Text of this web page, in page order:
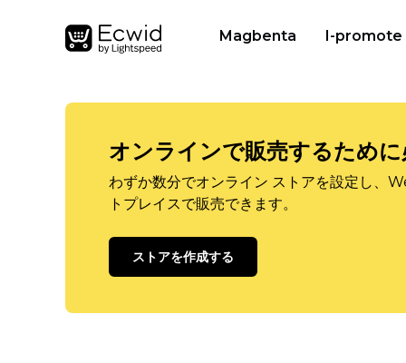
Magbenta I-promote
オンラインで販売するため
わずか数分でオンライン ストアを設定し、
トプレイスで販売できます。
ストアを作成する